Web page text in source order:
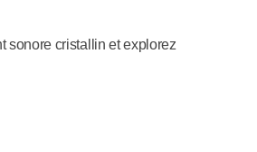
sonore cristallin et explorez